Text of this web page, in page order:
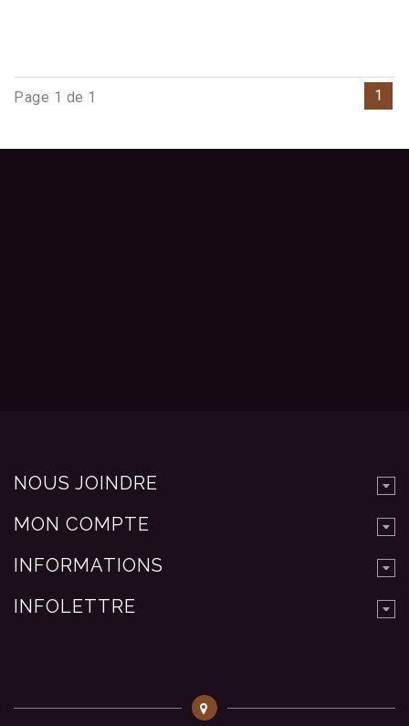
Page 1 de 1 1
NOUS JOINDRE
MON COMPTE
INFORMATIONS
INFOLETTRE